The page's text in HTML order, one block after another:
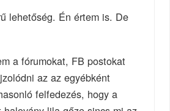
lehetőség. Én értem is. De
a fórumokat, FB postokat
az az egyébként
felfedezés, hogy a